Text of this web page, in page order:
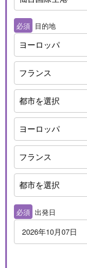
必須 目的地
ヨーロッパ
フランス
都市を選択
必須 出発日
2026年10月07日